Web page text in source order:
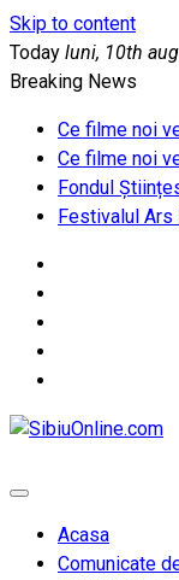
Skip to content
Today luni, 10th
Breaking News
Ce filme noi
Ce filme noi
Fondul
Festivalul Ars
Acasa
Comunicate